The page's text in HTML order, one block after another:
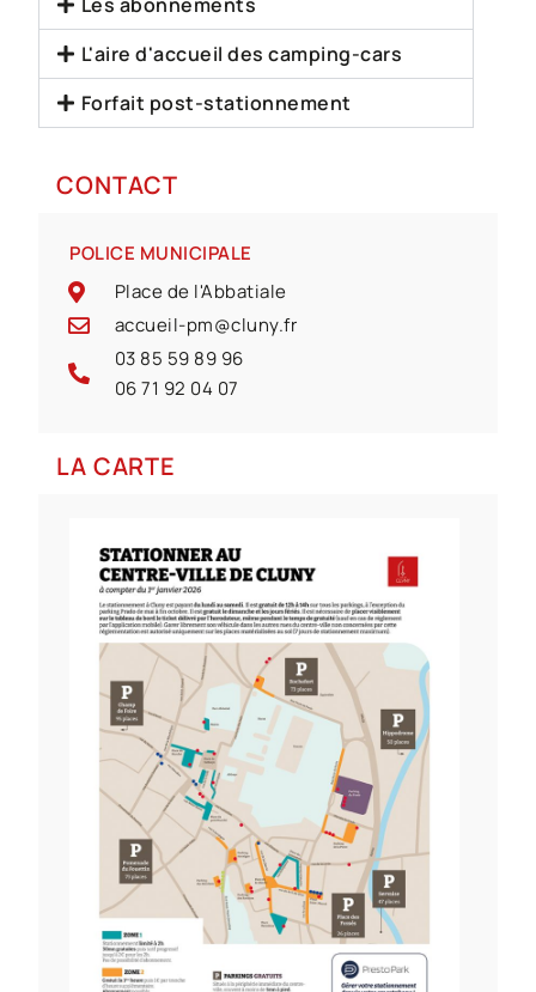
L'aire d'accueil des camping-cars
Forfait post-stationnement
CONTACT
POLICE MUNICIPALE
Place de l'Abbatiale
accueil-pm@cluny.fr
03 85 59 89 96
06 71 92 04 07
LA CARTE